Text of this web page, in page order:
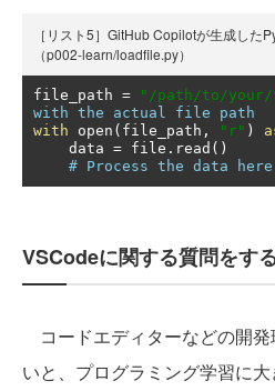
［リスト5］GitHub Copilotが生成した
（p002-learn/loadfile.py）
file_path = "/path/to/
with the actual file path
with open ( file_path , "r" )
    data
= file . read ()
# Process the data here
VSCodeに関する質問をす
コードエディターなどの開
いと、プログラミング学習に大